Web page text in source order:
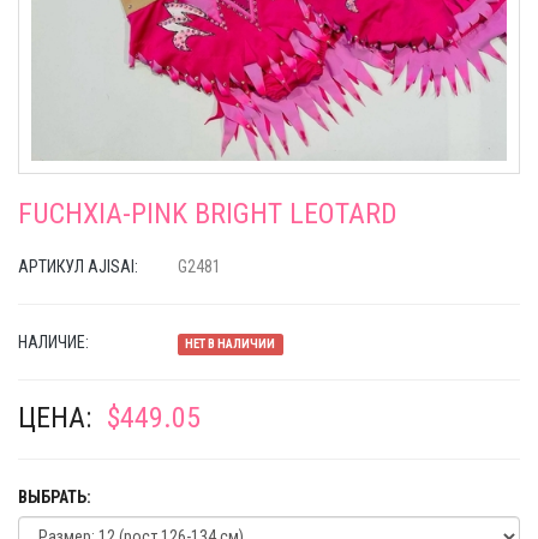
FUCHXIA-PINK BRIGHT LEOTARD
АРТИКУЛ AJISAI: G2481
НАЛИЧИЕ: НЕТ В НАЛИЧИИ
ЦЕНА: $449.05
ВЫБРАТЬ: